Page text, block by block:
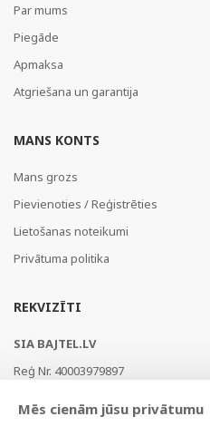
Par mums
Piegāde
Apmaksa
Atgriešana un garantija
MANS KONTS
Mans grozs
Pievienoties / Reģistrēties
Lietošanas noteikumi
Privātuma politika
REKVIZĪTI
SIA BAJTEL.LV
Reģ Nr. 40003979897
Mēs cienām jūsu privātumu